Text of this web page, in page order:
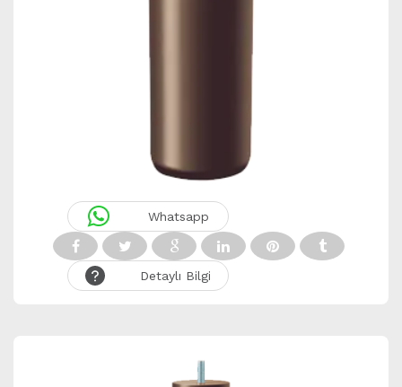
Whatsapp
Detaylı Bilgi